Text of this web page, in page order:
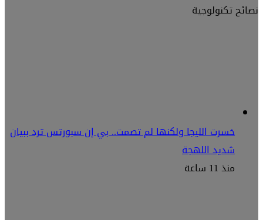
نصائح تكنولوجية
خسرت الليجا ولكنها لم تصمت.. بي إن سبورتس ترد ببيان
شديد اللهجة
منذ 11 ساعة